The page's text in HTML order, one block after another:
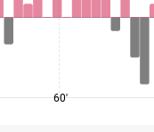
60'